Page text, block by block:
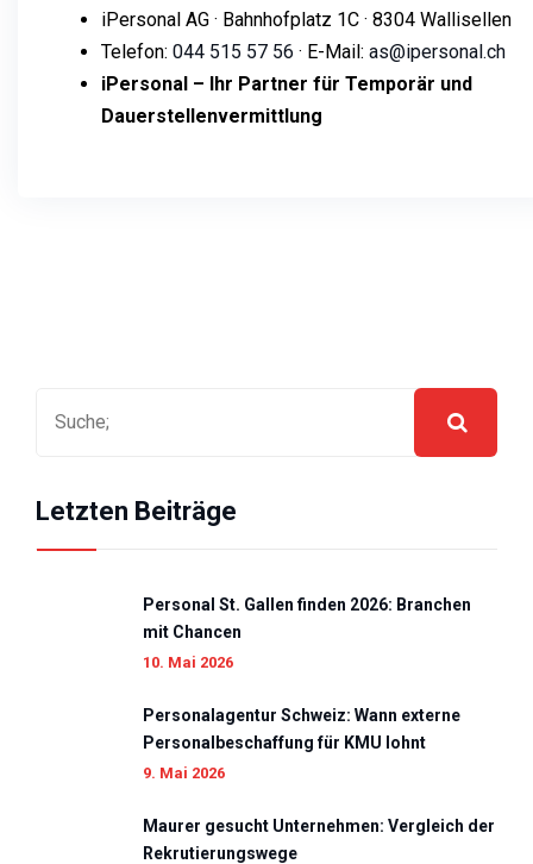
iPersonal AG · Bahnhofplatz 1C · 8304 Wallisellen
Telefon: 044 515 57 56 · E-Mail: as@ipersonal.ch
iPersonal – Ihr Partner für Temporär und
Dauerstellenvermittlung
Letzten Beiträge
Personal St. Gallen finden 2026: Branchen
mit Chancen
10. Mai 2026
Personalagentur Schweiz: Wann externe
Personalbeschaffung für KMU lohnt
9. Mai 2026
Maurer gesucht Unternehmen: Vergleich der
Rekrutierungswege